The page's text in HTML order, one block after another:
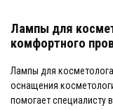
Лампы для
комфортного
Лампы для
оснащения
помогает специалисту